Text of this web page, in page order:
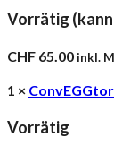
Vorrätig
CHF 65.00inkl.
1 ×
Vorrätig